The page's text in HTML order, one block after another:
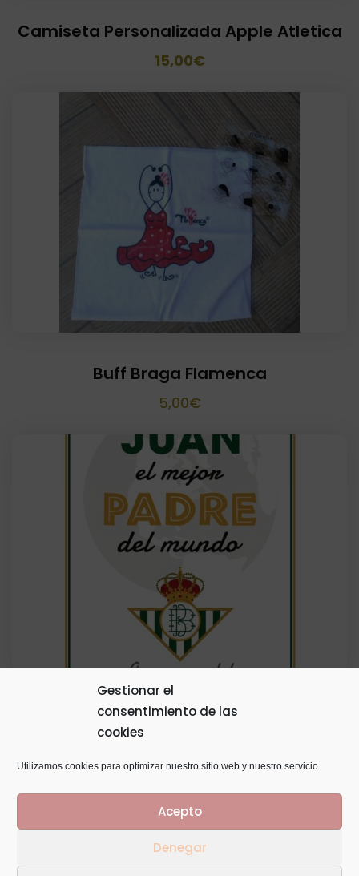
Gestionar el
consentimiento de las
cookies
Utilizamos cookies para optimizar nuestro sitio web y nuestro servicio.
Acepto
Denegar
Camiseta Personalizada Apple Atletica
El
20,00€.
15,00€El
15,00€.
Buff Braga Flamenca
5,00€
Tarjeta Personalizada
© Copyright 2014GTaracido. Todos los derechos